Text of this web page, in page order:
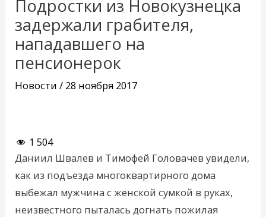
Подростки из Новокузнецка
задержали грабителя,
нападавшего на
пенсионерок
Новости / 28 ноября 2017
1 504
Даниил Швалев и Тимофей Головачев увидели,
как из подъезда многоквартирного дома
выбежал мужчина с женской сумкой в руках,
неизвестного пыталась догнать пожилая
записям